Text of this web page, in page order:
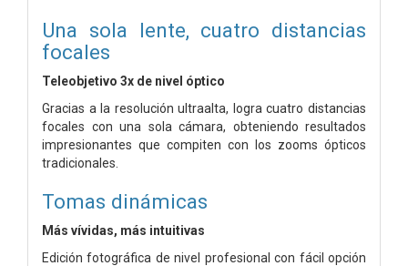
Una sola lente, cuatro distancias
focales
Teleobjetivo 3x de nivel óptico
Gracias a la resolución ultraalta, logra cuatro distancias
focales con una sola cámara, obteniendo resultados
impresionantes que compiten con los zooms ópticos
tradicionales.
Tomas dinámicas
Más vívidas, más intuitivas
Edición fotográfica de nivel profesional con fácil opción